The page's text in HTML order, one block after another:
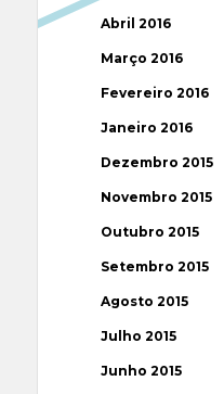
Abril 2016
Março 2016
Fevereiro 2016
Janeiro 2016
Dezembro 2015
Novembro 2015
Outubro 2015
Setembro 2015
Agosto 2015
Julho 2015
Junho 2015